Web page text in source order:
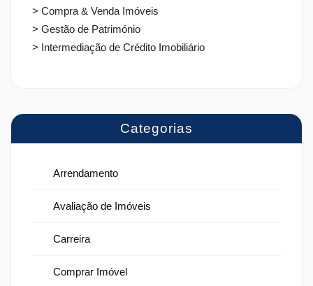
> Compra & Venda Imóveis
> Gestão de Património
> Intermediação de Crédito Imobiliário
Categorias
Arrendamento
Avaliação de Imóveis
Carreira
Comprar Imóvel